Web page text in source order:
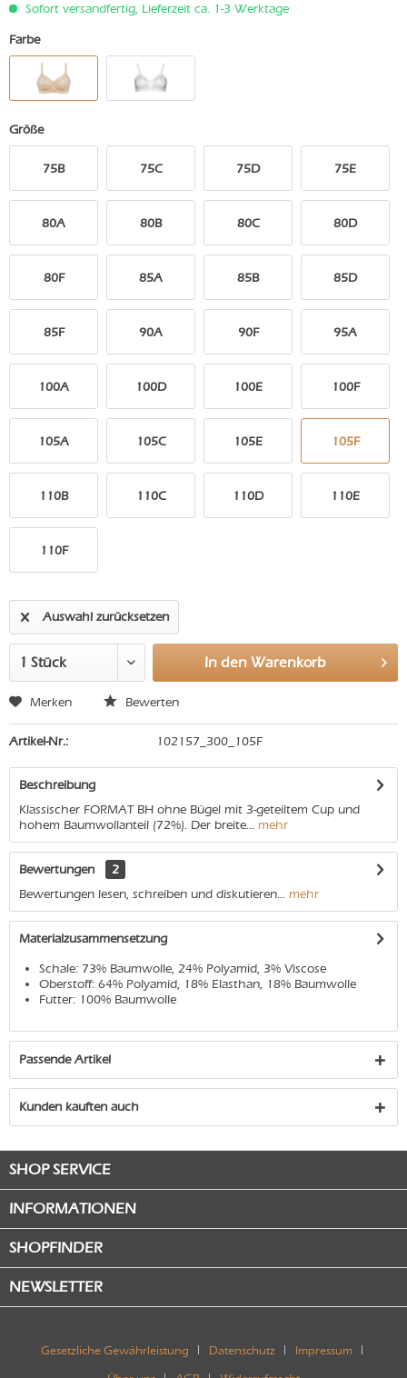
Sofort versandfertig, Lieferzeit ca. 1-3 Werktage
Farbe
Größe
75B 75C 75D 75E
80A 80B 80C 80D
80F 85A 85B 85D
85F 90A 90F 95A
100A 100D 100E 100F
105A 105C 105E 105F
110B 110C 110D 110E
110F
Auswahl zurücksetzen
In den Warenkorb
Merken Bewerten
Artikel-Nr.: 102157_300_105F
Beschreibung
Klassischer FORMAT BH ohne Bügel mit 3-geteiltem Cup und
hohem Baumwollanteil (72%). Der breite... mehr
Bewertungen
2
Bewertungen lesen, schreiben und diskutieren... mehr
Materialzusammensetzung
Schale: 73% Baumwolle, 24% Polyamid, 3% Viscose
Oberstoff: 64% Polyamid, 18% Elasthan, 18% Baumwolle
Futter: 100% Baumwolle
Passende Artikel
Kunden kauften auch
SHOP SERVICE
INFORMATIONEN
SHOPFINDER
NEWSLETTER
Gesetzliche Gewährleistung Datenschutz Impressum